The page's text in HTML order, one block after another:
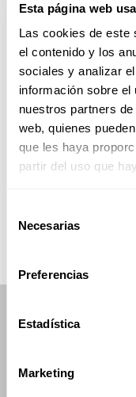
Esta página web
Las cookies de este
el contenido y los
sociales y analizar
información sobre el
nuestros partners
web, quienes
que les haya
partir del uso que
Necesarias
Preferencias
Estadística
Marketing
Vendredi: 10:00
Samedi: 10:00
Dimanche: Fermé
COLLECTIONS